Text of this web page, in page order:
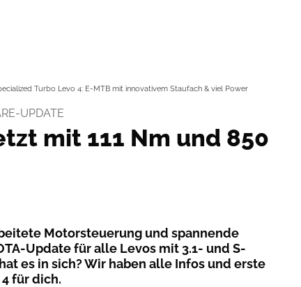
Turbo Levo 4: E-MTB mit innovativem Staufach & viel Power
UPDATE
mit 111 Nm und 850
Motorsteuerung und spannende
Update für alle Levos mit 3.1- und S-
es in sich? Wir haben alle Infos und erste
für dich.